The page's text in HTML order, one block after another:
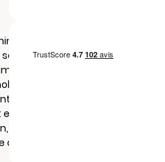
formes, de
Toutes
ou
directement ou
susceptibles
à condition
civil.